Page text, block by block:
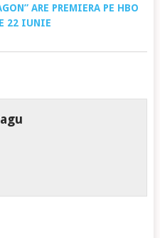
ARE PREMIERA PE HBO
22 IUNIE